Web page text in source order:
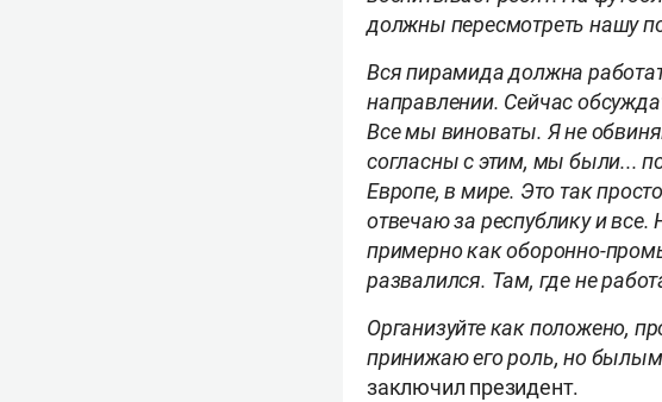
должны пересмотреть нашу
Вся пирамида должна
направлении. Сейчас
Все мы виноваты. Я не
согласны с этим, мы были...
Европе, в мире. Это так
отвечаю за республику и
примерно как оборонно-
развалился. Там, где не
Организуйте как положено,
принижаю его роль, но
заключил президент.